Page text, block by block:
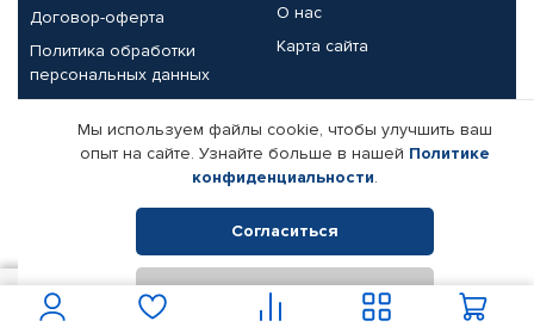
Договор-оферта
Политика обработки
персональных данных
О нас
Карта сайта
Партнерам
Корпоративным клиентам
Поставщикам
Реквизиты компании
© КАМАЗ ЦЕНТР ДОНЕЦК, 2015-2026. Все права защищены.
Интернет-магазин автомобильных товаров Автопрофи.
Мы используем файлы cookie, чтобы улучшить ваш
опыт на сайте. Узнайте больше в нашей Политике
конфиденциальности.
Согласиться
Отклонить
В корзину